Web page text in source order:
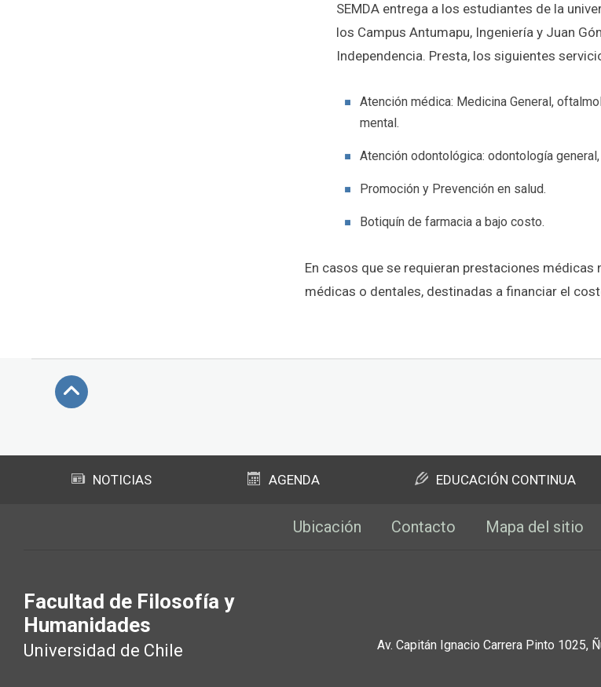
​SEMDA entrega a los estudiantes de la
los Campus Antumapu, Ingeniería y Juan
Independencia. Presta, los siguientes
Atención médica: Medicina General,
mental.
Atención odontológica: odontología
Promoción y Prevención en salud.
Botiquín de farmacia a bajo costo.
En casos que se requieran prestaciones
médicas o dentales, destinadas a financiar el
NOTICIAS AGENDA EDUCACIÓN CONTINUA
Ubicación Contacto Mapa del sitio
Facultad de Filosofía y
Humanidades
Universidad de Chile Av. Capitán Ignacio Carrera Pinto 1025,